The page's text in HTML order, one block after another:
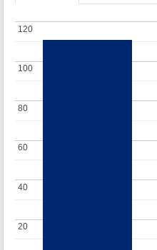
20
20
40
40
60
60
80
80
100
100
120
120